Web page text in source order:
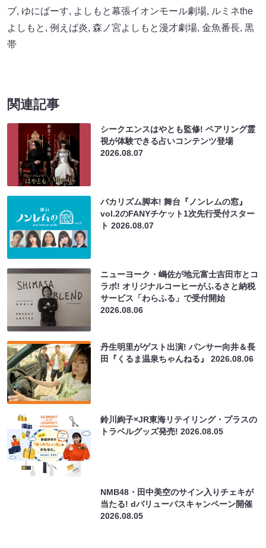
ブ, ゆにばーす, よしもと幕張イオンモール劇場, ルミネthe
よしもと , 例えば炎, 森ノ宮よしもと漫才劇場, 金魚番長, 黒
帯
関連記事
シークエンスはやとも監修! ペアリング霊
視が体験できる占いコンテンツ登場
2026.08.07
バカリズム脚本! 舞台『ノンレムの窓』
vol.2のFANYチケット1次先行受付スター
ト2026.08.07
ニューヨーク・嶋佐が地元富士吉田市とコ
ラボ! オリジナルコーヒーがふるさと納税
サービス「わらふる」で受付開始
2026.08.06
丹生明里がゲスト出演! パンサー向井＆長
田『くるま温泉ちゃんねる』2026.08.06
鈴川絢子×JR東海リテイリング・プラスの
トラベルグッズ発売!2026.08.05
NMB48・田中美空のサイン入りチェキが
当たる! dバリューパスキャンペーン開催
2026.08.05